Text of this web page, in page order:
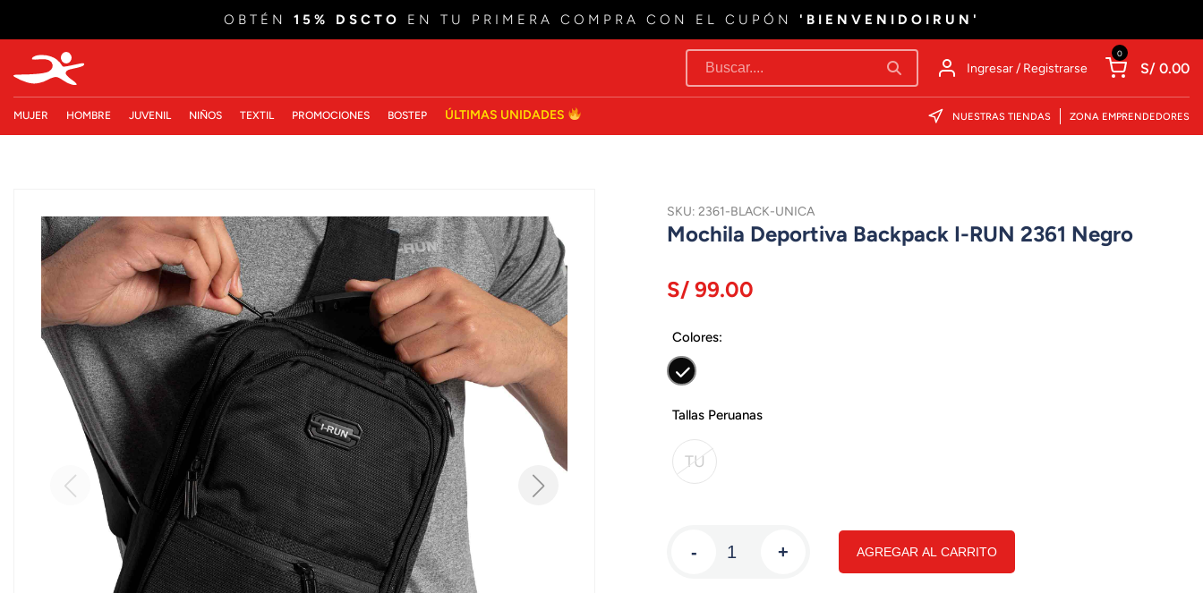
OBTÉN 15% DSCTO EN TU PRIMERA COMPRA CON EL CUPÓN 'BIENVENIDOIRUN'
Ingresar / Registrarse
0
S/ 0.00
MUJER HOMBRE JUVENIL NIÑOS TEXTIL PROMOCIONES BOSTEP ÚLTIMAS UNIDADES NUESTRAS TIENDAS ZONA EMPRENDEDORES
SKU: 2361-BLACK-UNICA
Mochila Deportiva Backpack I-RUN 2361 Negro
S/ 99.00
Colores:
Tallas Peruanas
TU
- + AGREGAR AL CARRITO